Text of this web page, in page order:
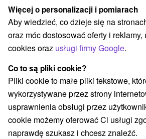
Kategorie
Wszystkie kategorie
Chaty na
Drevenice(3)
Wybierz lokalizację lub datę
WSZYSTKO NAJTAŃSZE
Więcej o personalizacji i pomiarach
Aby wiedzieć, co dzieje się na
oraz móc dostosować oferty i
cookies oraz usługi firmy Google.
Co to są pliki cookie?
Pliki cookie to małe pliki tekstowe,
wykorzystywane przez strony
usprawnienia obsługi przez
cookie możemy oferować Ci usługi
naprawdę szukasz i chcesz znaleźć.